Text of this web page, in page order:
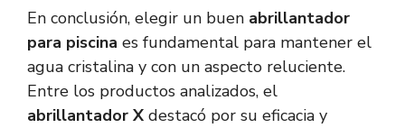
En conclusión, elegir un buen abrillantador
para piscina es fundamental para mantener el
agua cristalina y con un aspecto reluciente.
Entre los productos analizados, el
abrillantador X destacó por su eficacia y